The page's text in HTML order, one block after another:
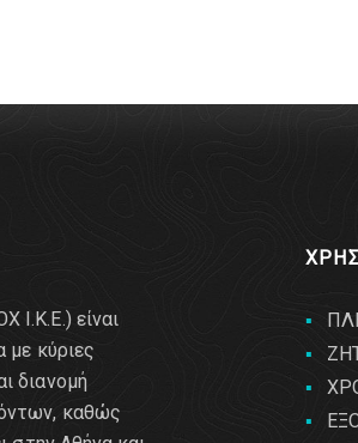
Ι.Κ.Ε.) είναι
με κύριες
διανομή
καθώς